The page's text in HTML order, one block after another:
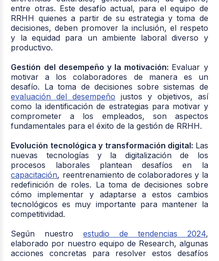
entre otras. Este desafío actual, para el equipo de
RRHH quienes a partir de su estrategia y toma de
decisiones, deben promover la inclusión, el respeto
y la equidad para un ambiente laboral diverso y
productivo.
Gestión del desempeño y la motivación: Evaluar y
motivar a los colaboradores de manera es un
desafío. La toma de decisiones sobresistemas de
evaluación del desempeño
justos y objetivos, así
como la identificación de estrategias para motivar y
comprometer a los empleados, son aspectos
fundamentales para el éxito de la gestión de RRHH.
Evolución tecnológica y transformación digital: Las
nuevas tecnologías y la digitalización de los
procesos laborales plantean desafíos en la
capacitación, reentrenamiento de colaboradores y la
redefinición de roles. La toma de decisiones sobre
cómo implementar y adaptarse a estos cambios
tecnológicos es muy importante para mantener la
competitividad.
Según nuestroestudio de tendencias 2024,
elaborado por nuestro equipo de Research, algunas
acciones concretas para resolver estos desafíos